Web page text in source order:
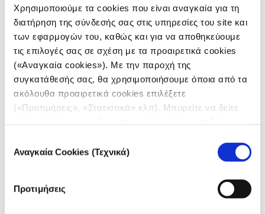
Χρησιμοποιούμε τα cookies που είναι αναγκαία για τη
διατήρηση της σύνδεσής σας στις υπηρεσίες του site και
των εφαρμογών του, καθώς και για να αποθηκεύουμε
τις επιλογές σας σε σχέση με τα προαιρετικά cookies
(«Αναγκαία cookies»). Με την παροχή της
συγκατάθεσής σας, θα χρησιμοποιήσουμε όποια από τα
ακόλουθα προαιρετικά cookies επιλέξετε
(«Προτιμήσεις», «Στατιστικά» κλπ). Μπορείτε να δείτε
συγκατάθεσης
Αναγκαία Cookies (Τεχνικά)
Προτιμήσεις
2022-
01-01
ATTICA
ΝΟΜΟΣ
ΑΤΤΙΚΗΣ
1.713
2022-
01-01
ACHAEA ΝΟΜΟΣ ΑΧΑΪΑΣ 1.753
2022-
01-01
BOEOTIA
ΒΟΙΩΤΙΑΣ
2022-
01-01
GREVENA
ΝΟΜΟΣ
ΓΡΕΒΕΝΩΝ
2022-
01-01
ΝΟΜΟΣ
ΔΡΑΜΑΣ
01-01
DODECANESE 1.899
10